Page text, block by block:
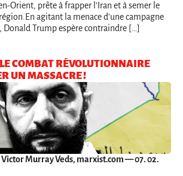
Orient, prête à frapper l’Iran et à semer le
agitant la menace d’une campagne
Trump espère contraindre […]
COMBAT RÉVOLUTIONNAIRE
UN MASSACRE !
Murray Veds, marxist.com — 07. 02.